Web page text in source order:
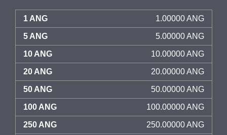
1 ANG 1.00000 ANG
5 ANG 5.00000 ANG
10 ANG 10.00000 ANG
20 ANG 20.00000 ANG
50 ANG 50.00000 ANG
100 ANG 100.00000 ANG
250 ANG 250.00000 ANG